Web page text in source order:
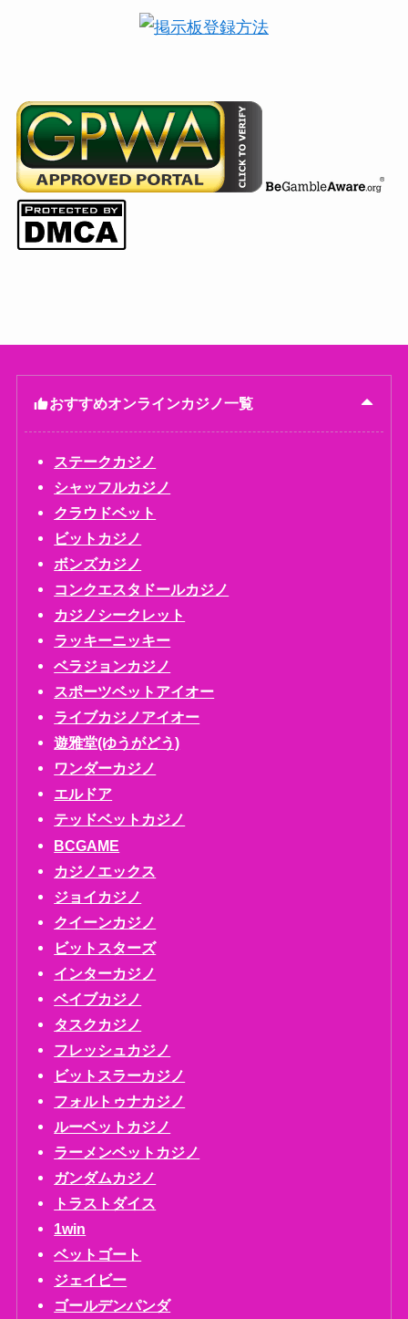
おすすめオンラインカジノ一覧
ステークカジノ
シャッフルカジノ
クラウドベット
ビットカジノ
ボンズカジノ
コンクエスタドールカジノ
カジノシークレット
ラッキーニッキー
ベラジョンカジノ
スポーツベットアイオー
ライブカジノアイオー
遊雅堂(ゆうがどう)
ワンダーカジノ
エルドア
テッドベットカジノ
BCGAME
カジノエックス
ジョイカジノ
クイーンカジノ
ビットスターズ
インターカジノ
ベイブカジノ
タスクカジノ
フレッシュカジノ
ビットスラーカジノ
フォルトゥナカジノ
ルーベットカジノ
ラーメンベットカジノ
ガンダムカジノ
トラストダイス
1win
ベットゴート
ジェイビー
ゴールデンパンダ